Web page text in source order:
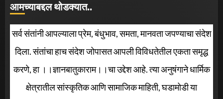
आमच्याबद्दल थोडक्यात..
सर्व संतांनी आपल्याला प्रेम, बंधुभाव, समता, मानवता जपण्याचा संदेश
दिला. संतांचा हाच संदेश जोपासत आपली विविधतेतील एकता समृद्ध
करणे, हा ।।ज्ञानबातुकाराम।।चा उद्देश आहे. त्या अनुषंगाने धार्मिक
क्षेत्रातील सांस्कृतिक आणि सामाजिक माहिती, घडामोडी या